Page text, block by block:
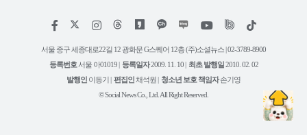
페
스
인
타
램
위
트
유
튜
틱
서울 중구 세종대로22길 12 광화문 G스퀘어 12층 (주)소셜뉴스 | 02-3789-8900
등록번호 서울 아01019 | 등록일자2009. 11. 10 | 최초 발행일2010. 02. 02
발행인 이동기 | 편집인채석원 | 청소년 보호 책임자손기영
© Social News Co., Ltd. All Right Reserved.